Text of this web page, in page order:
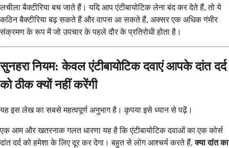
लचीला बैक्टीरिया बच जाते हैं। यदि आप एंटीबायोटिक लेना बंद कर देते हैं, तो ये
कठिन बैक्टीरिया बढ़ सकते हैं और वापस आ सकते हैं, अक्सर एक अधिक गंभीर
संक्रमण के रूप में जो उपचार के पहले दौर के प्रतिरोधी होता है।
सुनहरा नियम: केवल एंटीबायोटिक दवाएं आपके दांत दर्द
को ठीक क्यों नहीं करेंगी
यह इस लेख का सबसे महत्वपूर्ण अनुभाग है। कृपया इसे ध्यान से पढ़ें।
एक आम और खतरनाक गलत धारणा यह है कि एंटीबायोटिक दवाओं का एक कोर्स
दांत दर्द को हमेशा के लिए दूर कर देगा। बहुत से लोग आश्चर्य करते हैं,क्या दांत का